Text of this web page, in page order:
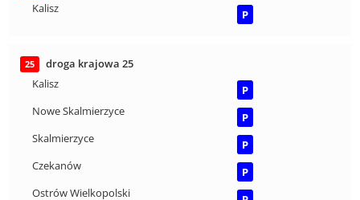
Kalisz
P
25
droga krajowa 25
Kalisz
P
Nowe Skalmierzyce
P
Skalmierzyce
P
Czekanów
P
Ostrów Wielkopolski